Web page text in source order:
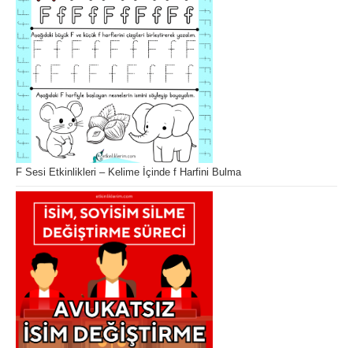
F Sesi Etkinlikleri – Kelime İçinde f Harfini Bulma